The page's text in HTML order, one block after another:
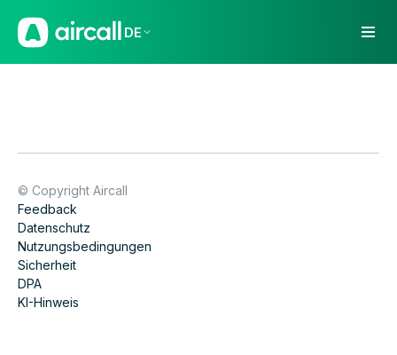
DE
© Copyright Aircall
Feedback
Datenschutz
Nutzungsbedingungen
Sicherheit
DPA
KI-Hinweis